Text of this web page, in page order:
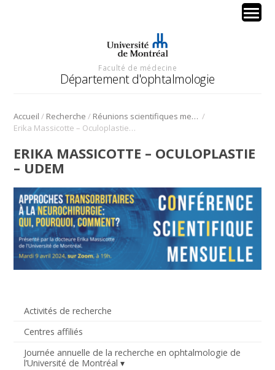
Faculté de médecine
Département d'ophtalmologie
Accueil / Recherche / Réunions scientifiques mensuelles /
Erika Massicotte – Oculoplastie – UdeM
Activités de recherche
Centres affiliés
Journée annuelle de la recherche en ophtalmologie de
l’Université de Montréal
ERIKA MASSICOTTE – OCULOPLASTIE
– UDEM